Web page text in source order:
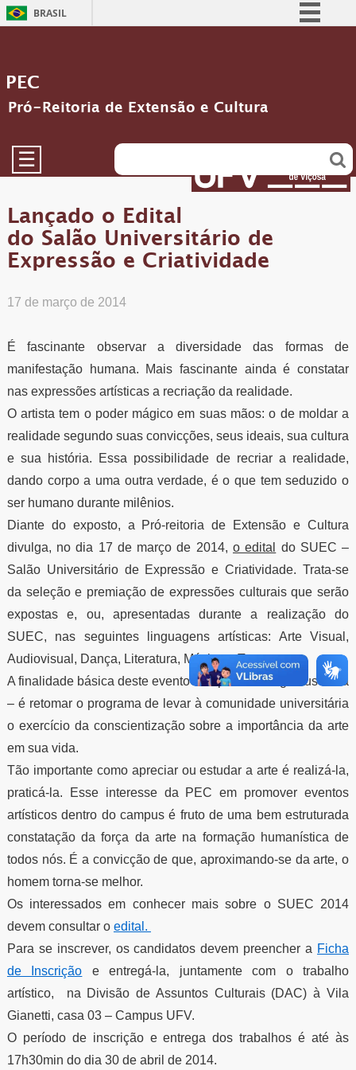
BRASIL
Acesso à informação
Legislação
PEC
Pró-Reitoria de Extensão e Cultura
☰
Lançado o Edital
do Salão Universitário de
Expressão e Criatividade
17 de março de 2014
É fascinante observar a diversidade das formas de
manifestação humana. Mais fascinante ainda é constatar
nas expressões artísticas a recriação da realidade.
O artista tem o poder mágico em suas mãos: o de moldar a
realidade segundo suas convicções, seus ideais, sua cultura
e sua história. Essa possibilidade de recriar a realidade,
dando corpo a uma outra verdade, é o que tem seduzido o
ser humano durante milênios.
Diante do exposto, a Pró-reitoria de Extensão e Cultura
divulga, no dia 17 de março de 2014,o edital
do SUEC –
Salão Universitário de Expressão e Criatividade. Trata-se
da seleção e premiação de expressões culturais que serão
expostas e, ou, apresentadas durante a realização do
SUEC, nas seguintes linguagens artísticas: Arte Visual,
Audiovisual, Dança, Literatura, Música e Teatro.
A finalidade básica deste evento – depois de longa ausência
– é retomar o programa de levar à comunidade universitária
o exercício da conscientização sobre a importância da arte
em sua vida.
Tão importante como apreciar ou estudar a arte é realizá-la,
praticá-la. Esse interesse da PEC em promover eventos
artísticos dentro do campus é fruto de uma bem estruturada
constatação da força da arte na formação humanística de
todos nós. É a convicção de que, aproximando-se da arte, o
homem torna-se melhor.
Os interessados em conhecer mais sobre o SUEC 2014
devem consultar o edital.
Para se inscrever, os candidatos devem preencher a Ficha
de Inscrição e entregá-la, juntamente com o trabalho
artístico, na Divisão de Assuntos Culturais (DAC) à Vila
Gianetti, casa 03 – Campus UFV.
O período de inscrição e entrega dos trabalhos é até às
17h30min do dia 30 de abril de 2014.